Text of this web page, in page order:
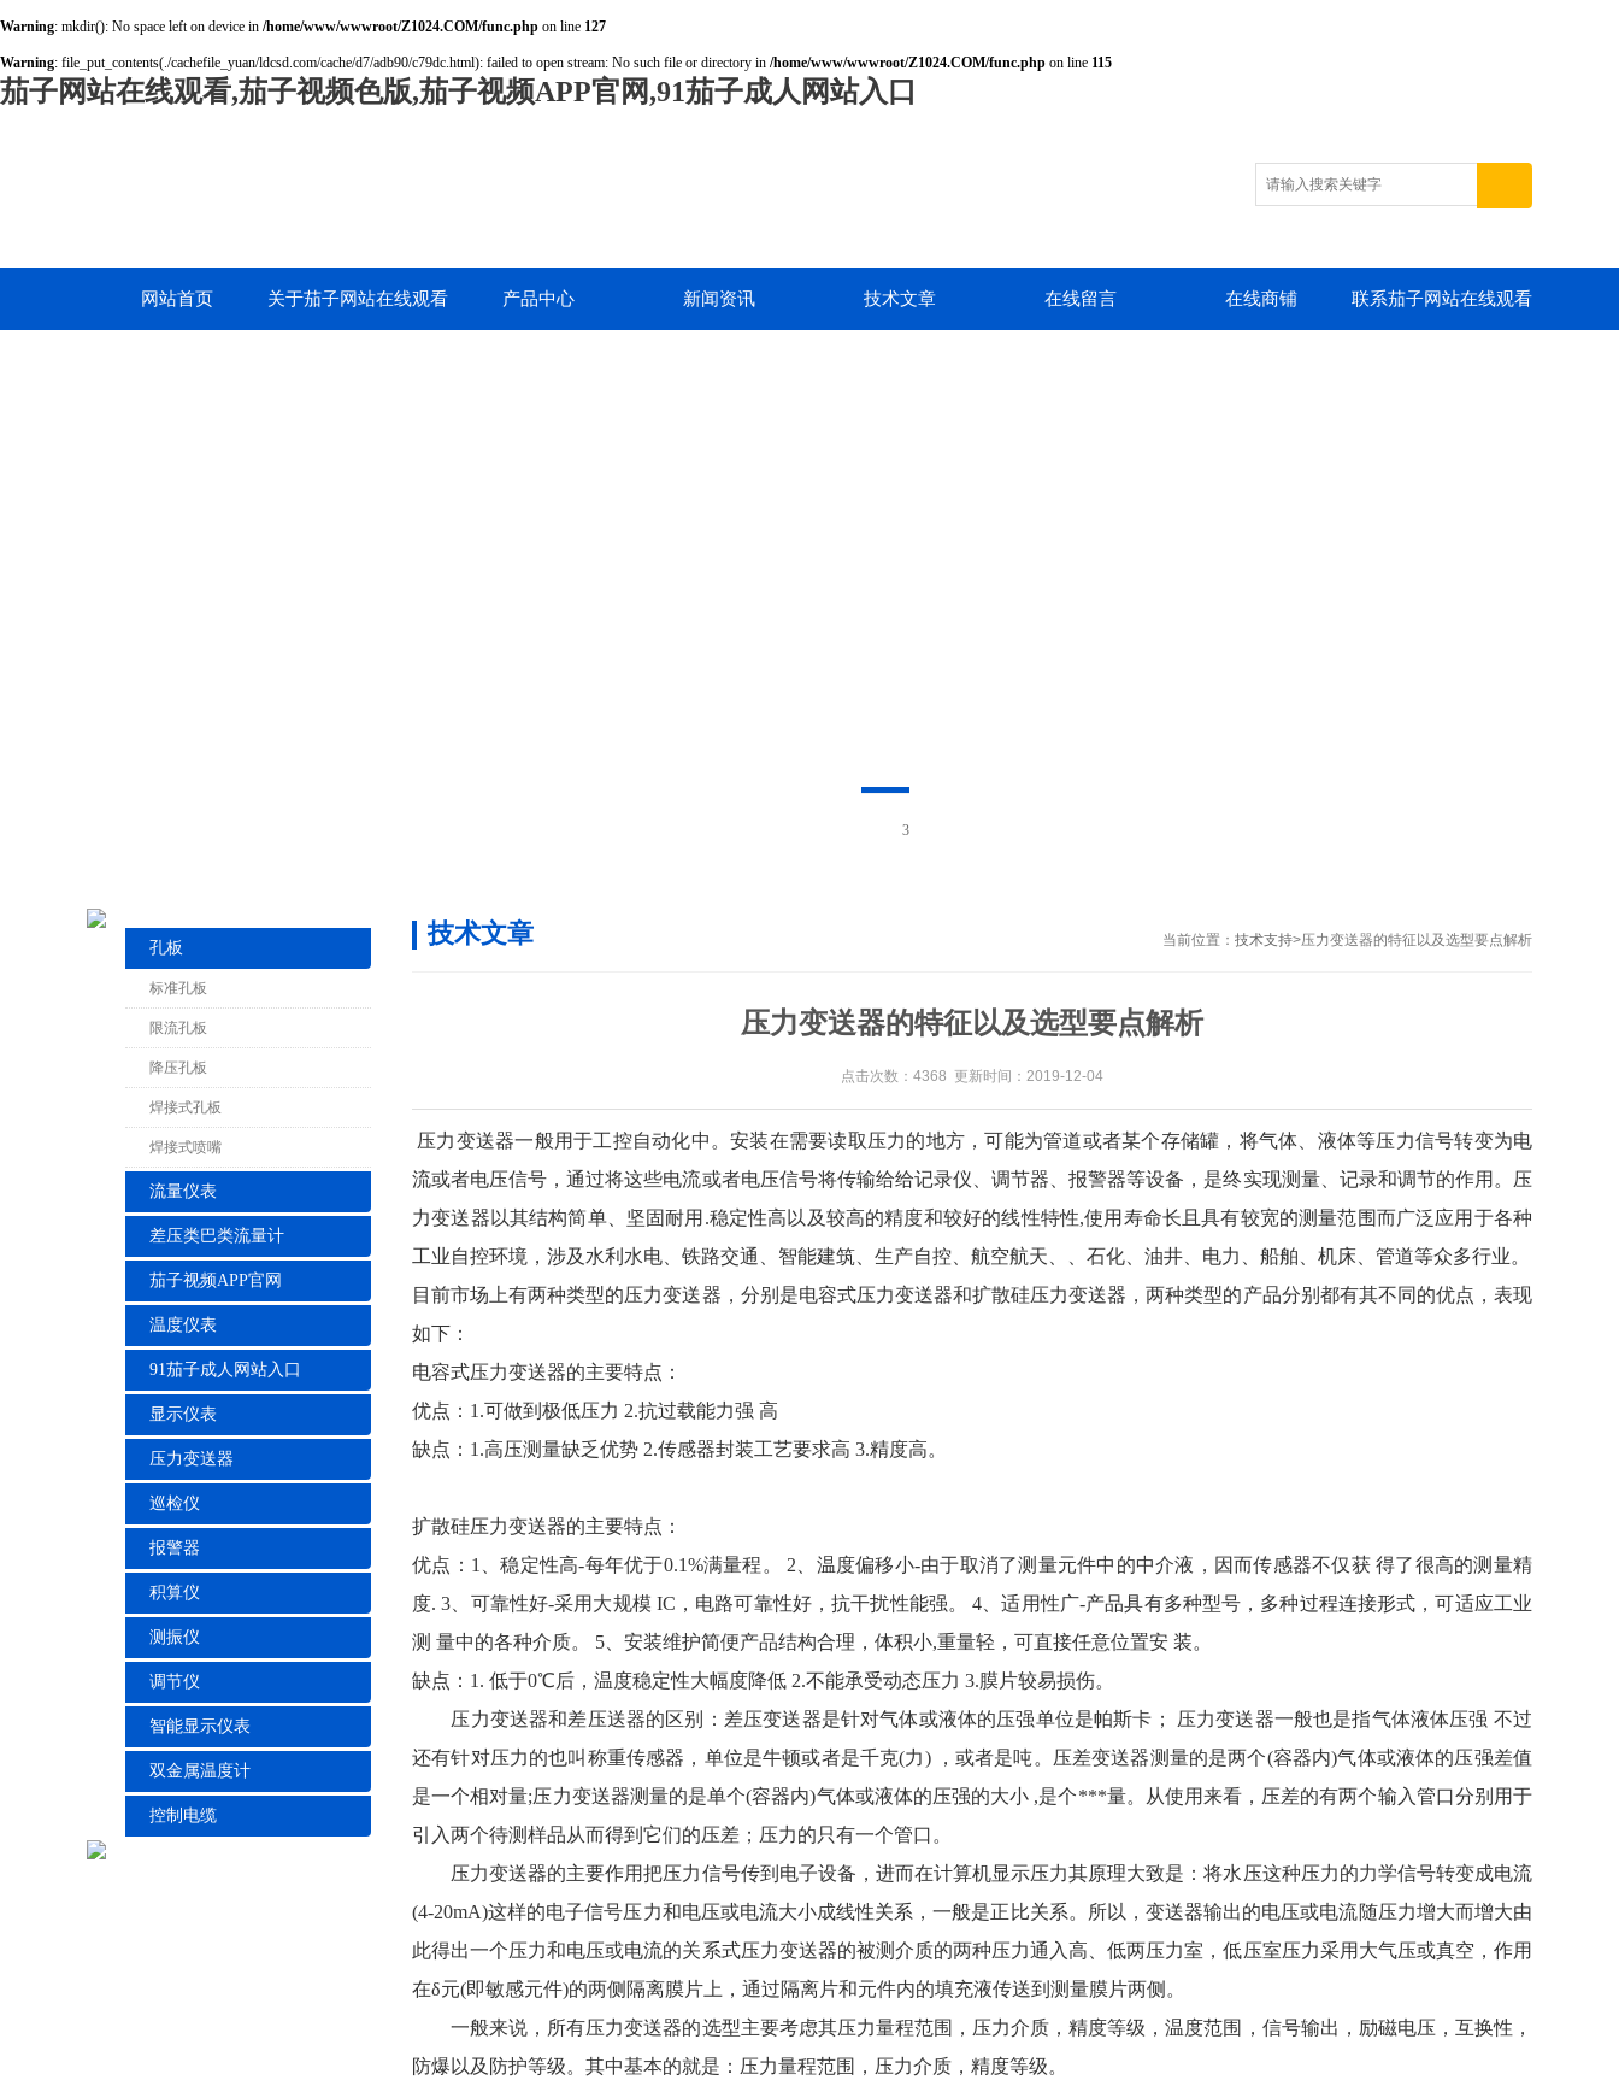
Warning: mkdir(): No space left on device in /home/www/wwwroot/Z1024.COM/func.php on line 127
Warning: file_put_contents(./cachefile_yuan/ldcsd.com/cache/d7/adb90/c79dc.html): failed to open stream: No such file or directory in /home/www/wwwroot/Z1024.COM/func.php on line 115
茄子网站在线观看,茄子视频色版,茄子视频APP官网,91茄子成人网站入口
网站首页 关于茄子网站在线观看 产品中心 新闻资讯 技术文章 在线留言 在线商铺 联系茄子网站在线观看
3
孔板
标准孔板
限流孔板
降压孔板
焊接式孔板
焊接式喷嘴
流量仪表
差压类巴类流量计
茄子视频APP官网
温度仪表
91茄子成人网站入口
显示仪表
压力变送器
巡检仪
报警器
积算仪
测振仪
调节仪
智能显示仪表
双金属温度计
控制电缆
当前位置： 技术支持>压力变送器的特征以及选型要点解析
技术文章
压力变送器的特征以及选型要点解析
点击次数：4368 更新时间：2019-12-04
压力变送器一般用于工控自动化中。安装在需要读取压力的地方，可能为管道或者某个存储罐，将气体、液体等压力信号转变为电
流或者电压信号，通过将这些电流或者电压信号将传输给给记录仪、调节器、报警器等设备，是终实现测量、记录和调节的作用。压
力变送器以其结构简单、坚固耐用.稳定性高以及较高的精度和较好的线性特性,使用寿命长且具有较宽的测量范围而广泛应用于各种
工业自控环境，涉及水利水电、铁路交通、智能建筑、生产自控、航空航天、、石化、油井、电力、船舶、机床、管道等众多行业。
目前市场上有两种类型的压力变送器，分别是电容式压力变送器和扩散硅压力变送器，两种类型的产品分别都有其不同的优点，表现
如下：
电容式压力变送器的主要特点：
优点：1.可做到极低压力 2.抗过载能力强 高
缺点：1.高压测量缺乏优势 2.传感器封装工艺要求高 3.精度高。
扩散硅压力变送器的主要特点：
优点：1、稳定性高-每年优于0.1%满量程。 2、温度偏移小-由于取消了测量元件中的中介液，因而传感器不仅获 得了很高的测量精
度. 3、可靠性好-采用大规模 IC，电路可靠性好，抗干扰性能强。 4、适用性广-产品具有多种型号，多种过程连接形式，可适应工业
测 量中的各种介质。 5、安装维护简便产品结构合理，体积小,重量轻，可直接任意位置安 装。
缺点：1. 低于0℃后，温度稳定性大幅度降低 2.不能承受动态压力 3.膜片较易损伤。
压力变送器和差压送器的区别：差压变送器是针对气体或液体的压强单位是帕斯卡； 压力变送器一般也是指气体液体压强 不过
还有针对压力的也叫称重传感器，单位是牛顿或者是千克(力) ，或者是吨。压差变送器测量的是两个(容器内)气体或液体的压强差值
是一个相对量;压力变送器测量的是单个(容器内)气体或液体的压强的大小 ,是个***量。从使用来看，压差的有两个输入管口分别用于
引入两个待测样品从而得到它们的压差；压力的只有一个管口。
压力变送器的主要作用把压力信号传到电子设备，进而在计算机显示压力其原理大致是：将水压这种压力的力学信号转变成电流
(4-20mA)这样的电子信号压力和电压或电流大小成线性关系，一般是正比关系。所以，变送器输出的电压或电流随压力增大而增大由
此得出一个压力和电压或电流的关系式压力变送器的被测介质的两种压力通入高、低两压力室，低压室压力采用大气压或真空，作用
在δ元(即敏感元件)的两侧隔离膜片上，通过隔离片和元件内的填充液传送到测量膜片两侧。
一般来说，所有压力变送器的选型主要考虑其压力量程范围，压力介质，精度等级，温度范围，信号输出，励磁电压，互换性，
防爆以及防护等级。其中基本的就是：压力量程范围，压力介质，精度等级。